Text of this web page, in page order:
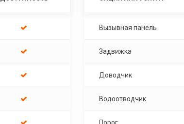
Вызывная панель
Задвижка
Доводчик
Водоотводчик
Порог